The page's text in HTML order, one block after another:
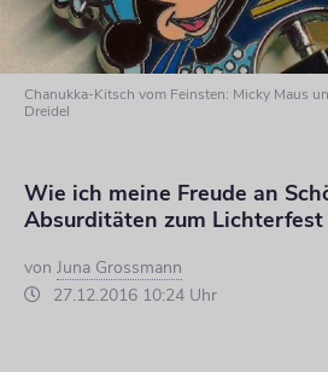
Chanukka-Kitsch vom Feinsten: Micky Maus
Dreidel
Wie ich meine Freude an
Absurditäten zum
von Juna Grossmann
27.12.2016 10:24 Uhr